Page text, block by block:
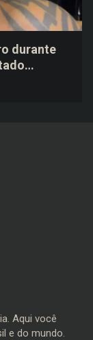
durante
de
Aqui você
e do mundo.